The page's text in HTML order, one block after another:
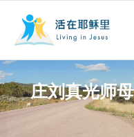
视听节目
庄刘真光师